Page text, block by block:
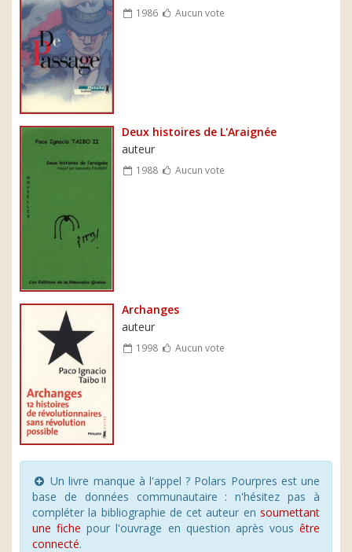
1986 Aucun vote
Deux histoires de L'Araignée
auteur
1988 Aucun vote
Archanges
auteur
1998 Aucun vote
Un livre manque à l'appel ? Polars Pourpres est une
base de données communautaire : n'hésitez pas à
compléter la bibliographie de cet auteur en soumettant
une fiche pour l'ouvrage en question après vous être
connecté.